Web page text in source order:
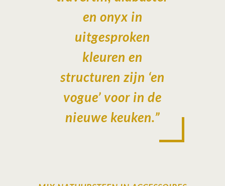
en onyx in
uitgesproken
kleuren en
structuren zijn ‘en
vogue’ voor in de
nieuwe keuken.”